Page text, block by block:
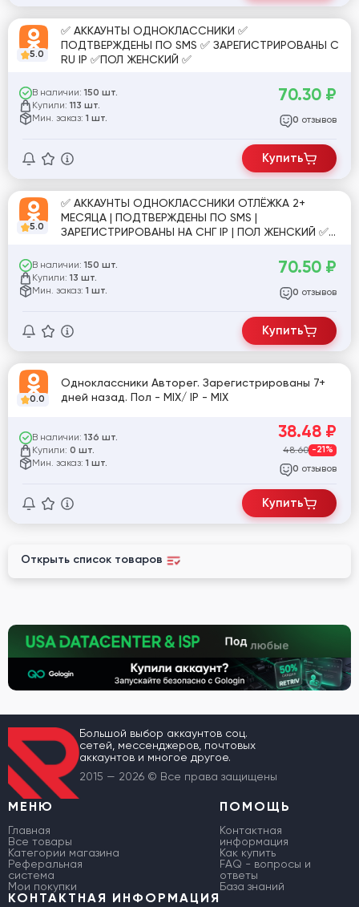
5.0
✅ АККАУНТЫ ОДНОКЛАССНИКИ ✅
ПОДТВЕРЖДЕНЫ ПО SMS ✅ ЗАРЕГИСТРИРОВАНЫ С
RU IP ✅ПОЛ ЖЕНСКИЙ ✅
В наличии: 150 шт.
Купили: 113 шт.
Мин. заказ: 1 шт.
70.30 ₽
0 отзывов
Купить
5.0
✅ АККАУНТЫ ОДНОКЛАССНИКИ ОТЛЁЖКА 2+
МЕСЯЦА | ПОДТВЕРЖДЕНЫ ПО SMS |
ЗАРЕГИСТРИРОВАНЫ НА СНГ IP | ПОЛ ЖЕНСКИЙ ✅
В наличии: 150 шт.
Купили: 13 шт.
Мин. заказ: 1 шт.
70.50 ₽
0 отзывов
Купить
0.0
Одноклассники Авторег. Зарегистрированы 7+
дней назад. Пол - MIX/ IP - MIX
В наличии: 136 шт.
Купили: 0 шт.
Мин. заказ: 1 шт.
38.48 ₽
48.60 -21%
0 отзывов
Купить
Открыть список товаров
Большой выбор аккаунтов соц.
сетей, мессенджеров, почтовых
аккаунтов и многое другое.
2015 — 2026 © Все права защищены
МЕНЮ
Главная
Все товары
Категории магазина
Реферальная
система
Мои покупки
ПОМОЩЬ
Контактная
информация
Как купить
FAQ - вопросы и
ответы
База знаний
КОНТАКТНАЯ ИНФОРМАЦИЯ